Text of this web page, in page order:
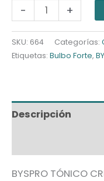
-
BYSPRO
CRECIMIENTO
BULBO
FORTE
+
SKU: 664 Categorías:
Etiquetas: Bulbo Forte,
Descripción
BYSPRO TÓNICO